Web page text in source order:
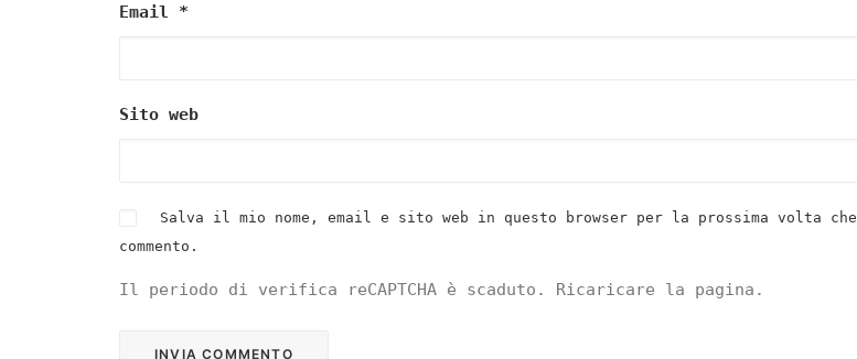
Email *
Sito web
Salva il mio nome, email e sito web in questo browser per la prossima volta che
commento.
Il periodo di verifica reCAPTCHA è scaduto. Ricaricare la pagina.